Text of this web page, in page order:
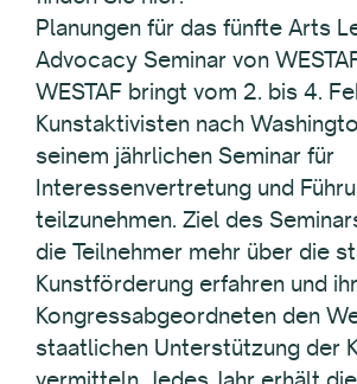
Planungen für das fünfte Arts
Advocacy Seminar von
WESTAF bringt vom 2. bis 4.
Kunstaktivisten nach
seinem jährlichen Seminar für
Interessenvertretung und
teilzunehmen. Ziel des
die Teilnehmer mehr über die
Kunstförderung erfahren und
Kongressabgeordneten den
staatlichen Unterstützung der